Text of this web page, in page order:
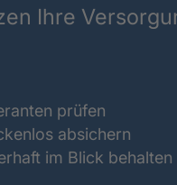
Ihre
prüfen
absichern
im Blick behalten